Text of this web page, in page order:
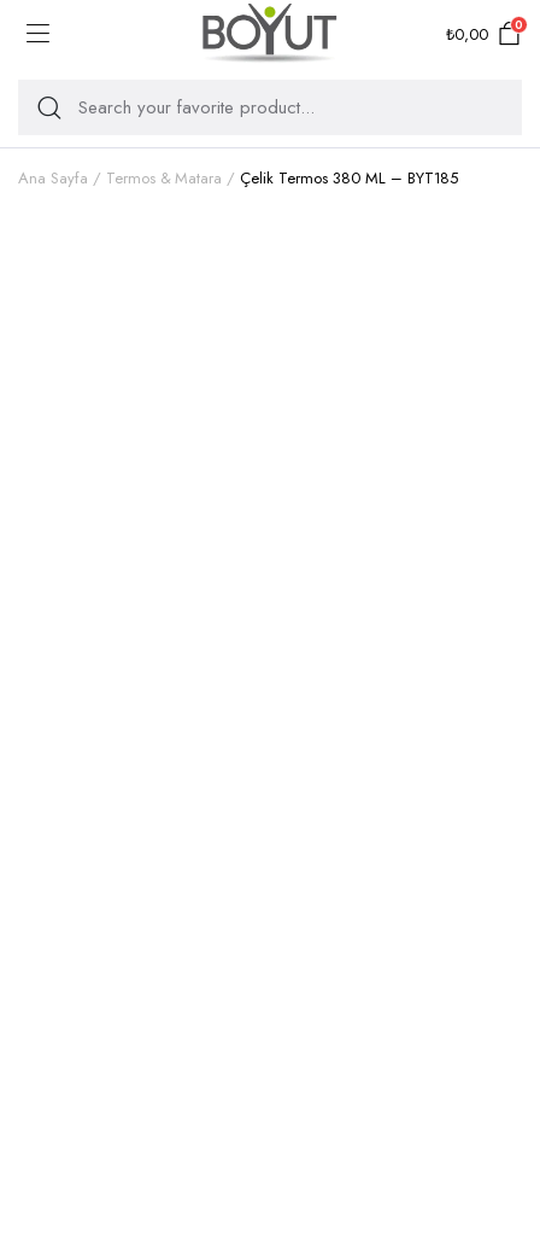
₺0,00 0
Ana Sayfa Termos & Matara Çelik Termos 380 ML – BYT185